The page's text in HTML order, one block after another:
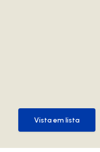
Vista em lista
Vista em lista